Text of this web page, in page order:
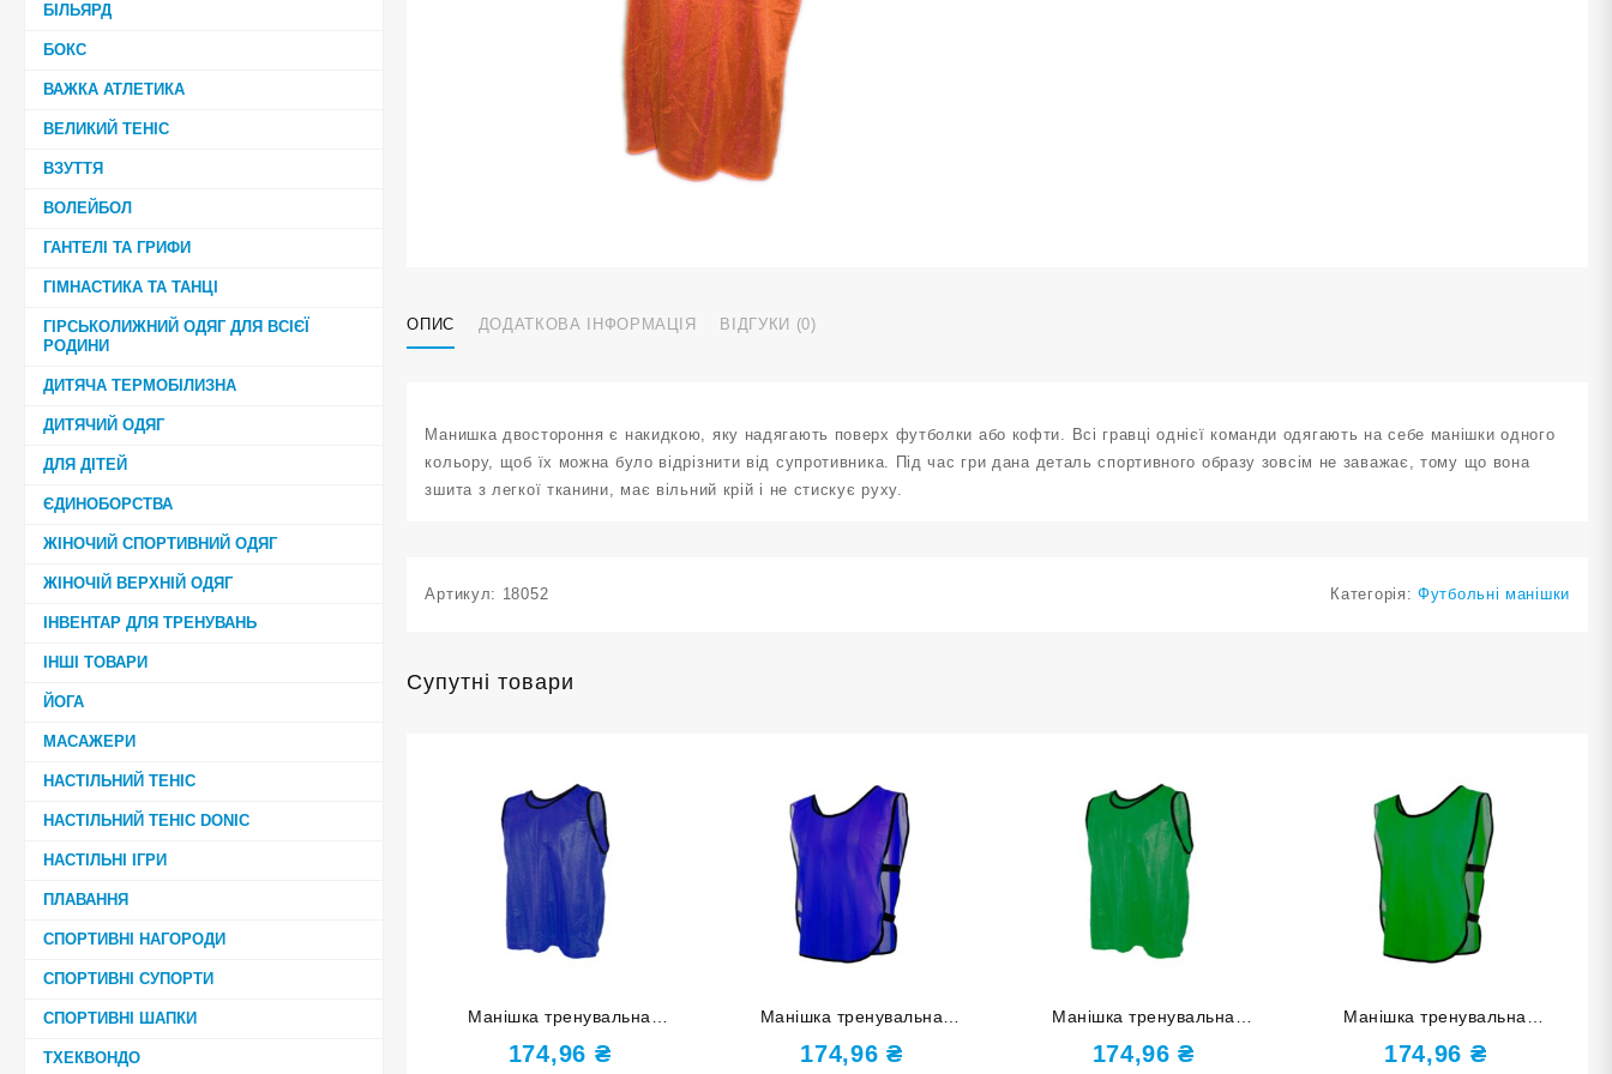
БІЛЬЯРД
БОКС
ВАЖКА АТЛЕТИКА
ВЕЛИКИЙ ТЕНІС
ВЗУТТЯ
ВОЛЕЙБОЛ
ГАНТЕЛІ ТА ГРИФИ
ГІМНАСТИКА ТА ТАНЦІ
ГІРСЬКОЛИЖНИЙ ОДЯГ ДЛЯ ВСІЄЇ
РОДИНИ
ДИТЯЧА ТЕРМОБІЛИЗНА
ДИТЯЧИЙ ОДЯГ
ДЛЯ ДІТЕЙ
ЄДИНОБОРСТВА
ЖІНОЧИЙ СПОРТИВНИЙ ОДЯГ
ЖІНОЧІЙ ВЕРХНІЙ ОДЯГ
ІНВЕНТАР ДЛЯ ТРЕНУВАНЬ
ІНШІ ТОВАРИ
ЙОГА
МАСАЖЕРИ
НАСТІЛЬНИЙ ТЕНІС
НАСТІЛЬНИЙ ТЕНІС DONIC
НАСТІЛЬНІ ІГРИ
ПЛАВАННЯ
СПОРТИВНІ НАГОРОДИ
СПОРТИВНІ СУПОРТИ
СПОРТИВНІ ШАПКИ
ТХЕКВОНДО
ОПИС ДОДАТКОВА ІНФОРМАЦІЯ ВІДГУКИ (0)
Манишка двостороння є накидкою, яку надягають поверх футболки або кофти. Всі гравці однієї команди одягають на себе манішки одного
кольору, щоб їх можна було відрізнити від супротивника. Під час гри дана деталь спортивного образу зовсім не заважає, тому що вона
зшита з легкої тканини, має вільний крій і не стискує руху.
Артикул: 18052 Категорія:Футбольні манішки
Супутні товари
Манішка тренувальна
одностороння темно-синя
розмір М MACE1-ТС-M
174,96 ₴
Манішка тренувальна
одностороння з лямками
темно-синя розмір М MACE2-
174,96₴
Манішка тренувальна
одностороння зелена розмір М
MACE1-З-M
174,96₴
Манішка тренувальна
одностороння з лямками
зелена розмір М MACE2-З-M
174,96 ₴